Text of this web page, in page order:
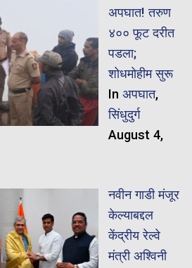
अपघात! तरुण
४०० फूट दरीत
पडला;
शोधमोहीम सुरू
In अपघात,
सिंधुदुर्ग
August 4,
नवीन गाडी मंजूर
केल्याबद्दल
केंद्रीय रेल्वे
मंत्री अश्विनी